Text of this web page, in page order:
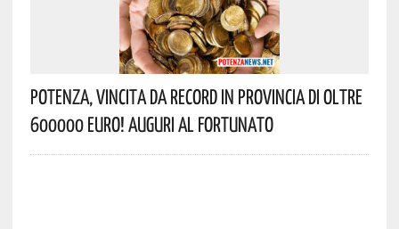
Potenza, Vincita Da Record In Provincia Di Oltre
600000 Euro! Auguri Al Fortunato